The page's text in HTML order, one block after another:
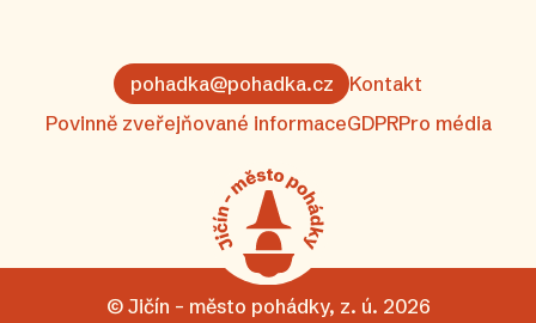
pohadka@pohadka.cz
Kontakt
Povinně zveřejňované informaceGDPRPro média
© Jičín – město pohádky, z. ú. 2026